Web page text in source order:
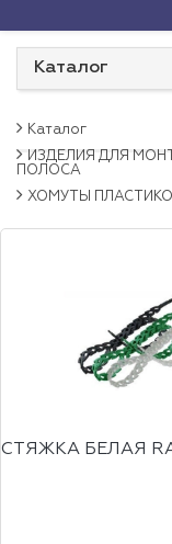
Каталог
Каталог
ИЗДЕЛИЯ ДЛЯ
ПОЛОСА
ХОМУТЫ
СТЯЖКА БЕЛАЯ